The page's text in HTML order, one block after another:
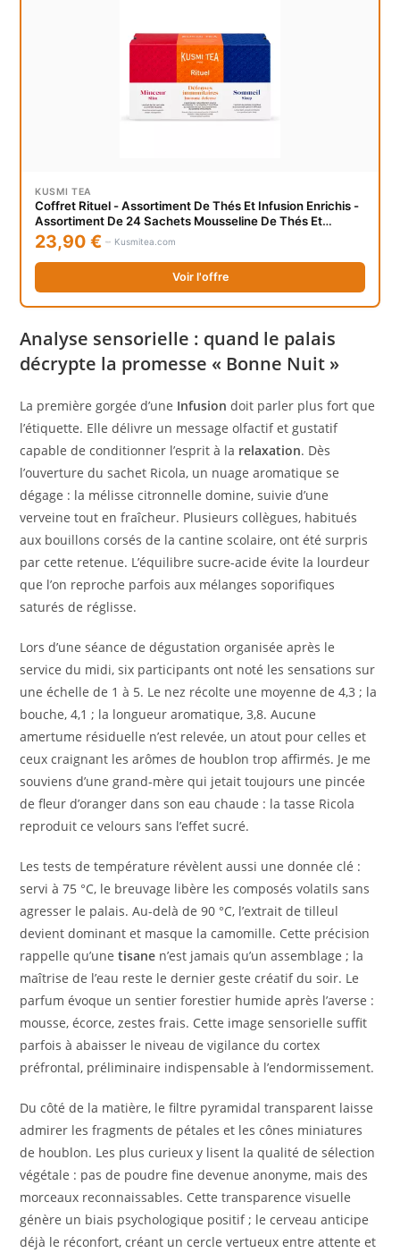
KUSMI TEA
Coffret Rituel - Assortiment De Thés Et Infusion Enrichis -
Assortiment De 24 Sachets Mousseline De Thés Et
Infusions Aromatisés - Kusmi Tea
23,90 € Kusmitea.com
Voir l'offre
Analyse sensorielle : quand le palais
décrypte la promesse « Bonne Nuit »
La première gorgée d’une Infusion doit parler plus fort que
l’étiquette. Elle délivre un message olfactif et gustatif
capable de conditionner l’esprit à la relaxation. Dès
l’ouverture du sachet Ricola, un nuage aromatique se
dégage : la mélisse citronnelle domine, suivie d’une
verveine tout en fraîcheur. Plusieurs collègues, habitués
aux bouillons corsés de la cantine scolaire, ont été surpris
par cette retenue. L’équilibre sucre-acide évite la lourdeur
que l’on reproche parfois aux mélanges soporifiques
saturés de réglisse.
Lors d’une séance de dégustation organisée après le
service du midi, six participants ont noté les sensations sur
une échelle de 1 à 5. Le nez récolte une moyenne de 4,3 ; la
bouche, 4,1 ; la longueur aromatique, 3,8. Aucune
amertume résiduelle n’est relevée, un atout pour celles et
ceux craignant les arômes de houblon trop affirmés. Je me
souviens d’une grand-mère qui jetait toujours une pincée
de fleur d’oranger dans son eau chaude : la tasse Ricola
reproduit ce velours sans l’effet sucré.
Les tests de température révèlent aussi une donnée clé :
servi à 75 °C, le breuvage libère les composés volatils sans
agresser le palais. Au-delà de 90 °C, l’extrait de tilleul
devient dominant et masque la camomille. Cette précision
rappelle qu’unetisane n’est jamais qu’un assemblage ; la
maîtrise de l’eau reste le dernier geste créatif du soir. Le
parfum évoque un sentier forestier humide après l’averse :
mousse, écorce, zestes frais. Cette image sensorielle suffit
parfois à abaisser le niveau de vigilance du cortex
préfrontal, préliminaire indispensable à l’endormissement.
Du côté de la matière, le filtre pyramidal transparent laisse
admirer les fragments de pétales et les cônes miniatures
de houblon. Les plus curieux y lisent la qualité de sélection
végétale : pas de poudre fine devenue anonyme, mais des
morceaux reconnaissables. Cette transparence visuelle
génère un biais psychologique positif ; le cerveau anticipe
déjà le réconfort, créant un cercle vertueux entre attente et